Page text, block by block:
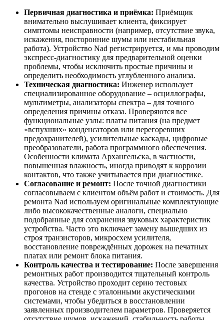
Первичная диагностика и приёмка: Приёмщик
внимательно выслушивает клиента, фиксирует
симптомы неисправности (например, отсутствие звука,
искажения, посторонние шумы или нестабильная
работа). Устройство Nad регистрируется, и мы проводим
экспресс-диагностику для предварительной оценки
проблемы, чтобы исключить простые причины и
определить необходимость углубленного анализа.
Техническая диагностика: Инженер использует
специализированное оборудование – осциллографы,
мультиметры, анализаторы спектра – для точного
определения причины отказа. Проверяются все
функциональные узлы: платы питания (на предмет
«вспухших» конденсаторов или перегоревших
предохранителей), усилительные каскады, цифровые
преобразователи, работа программного обеспечения.
Особенности климата Архангельска, в частности,
повышенная влажность, иногда приводят к коррозии
контактов, что также учитывается при диагностике.
Согласование и ремонт: После точной диагностики
согласовываем с клиентом объём работ и стоимость. Для
ремонта Nad используем оригинальные комплектующие
либо высококачественные аналоги, специально
подобранные для сохранения звуковых характеристик
устройства. Часто это включает замену вышедших из
строя транзисторов, микросхем усилителя,
восстановление повреждённых дорожек на печатных
платах или ремонт блока питания.
Контроль качества и тестирование: После завершения
ремонтных работ производится тщательный контроль
качества. Устройство проходит серию тестовых
прогонов на стенде с эталонными акустическими
системами, чтобы убедиться в восстановлении
заявленных производителем параметров. Проверяется